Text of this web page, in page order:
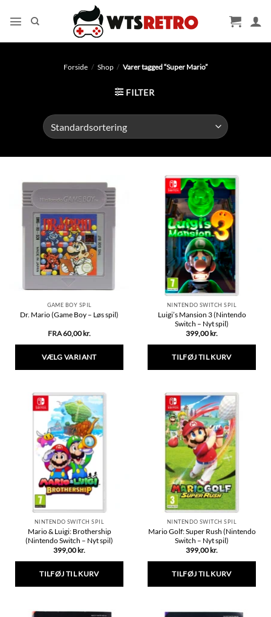
Forside / Shop / Varer tagged “Super Mario”
FILTER
GAME BOY SPIL
Dr. Mario (Game Boy – Løs spil)
FRA60,00 kr.
VÆLG VARIANT
har
flere
varianter.
Mulighederne
kan
vælges
på
varesiden
NINTENDO SWITCH SPIL
Luigi’s Mansion 3 (Nintendo
Switch – Nyt spil)
399,00 kr.
TILFØJ TIL KURV
NINTENDO SWITCH SPIL
Mario & Luigi: Brothership
(Nintendo Switch – Nyt spil)
399,00 kr.
TILFØJ TIL KURV
NINTENDO SWITCH SPIL
Mario Golf: Super Rush (Nintendo
Switch – Nyt spil)
399,00 kr.
TILFØJ TIL KURV